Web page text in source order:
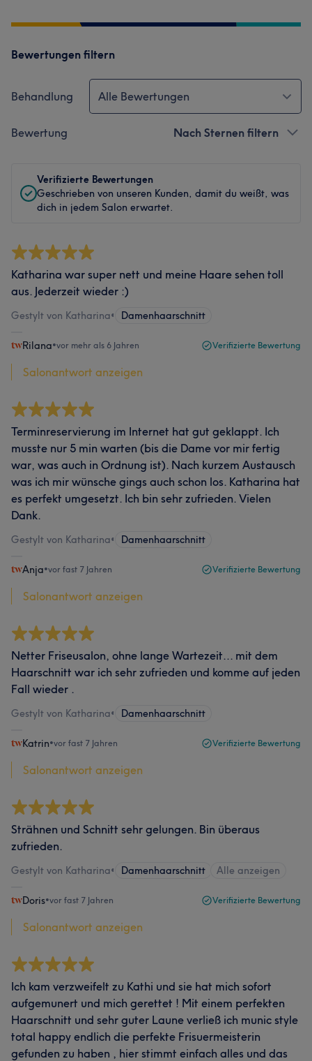
Bewertungen filtern
Behandlung Alle Bewertungen
Bewertung Nach Sternen filtern
Verifizierte Bewertungen
Geschrieben von unseren Kunden, damit du weißt, was
dich in jedem Salon erwartet.
Katharina war super nett und meine Haare sehen toll
aus. Jederzeit wieder :)
Gestylt von Katharina• Damenhaarschnitt
Rilana•vor mehr als 6 Jahren Verifizierte Bewertung
Salonantwort anzeigen
Terminreservierung im Internet hat gut geklappt. Ich
musste nur 5 min warten (bis die Dame vor mir fertig
war, was auch in Ordnung ist). Nach kurzem Austausch
was ich mir wünsche gings auch schon los. Katharina hat
es perfekt umgesetzt. Ich bin sehr zufrieden. Vielen
Dank.
Gestylt von Katharina• Damenhaarschnitt
Anja•vor fast 7 Jahren Verifizierte Bewertung
Salonantwort anzeigen
Netter Friseusalon, ohne lange Wartezeit... mit dem
Haarschnitt war ich sehr zufrieden und komme auf jeden
Fall wieder .
Gestylt von Katharina• Damenhaarschnitt
Katrin•vor fast 7 Jahren Verifizierte Bewertung
Salonantwort anzeigen
Strähnen und Schnitt sehr gelungen. Bin überaus
zufrieden.
Gestylt von Katharina• Damenhaarschnitt Alle anzeigen
Doris•vor fast 7 Jahren Verifizierte Bewertung
Salonantwort anzeigen
Ich kam verzweifelt zu Kathi und sie hat mich sofort
aufgemunert und mich gerettet ! Mit einem perfekten
Haarschnitt und sehr guter Laune verließ ich munic style
total happy endlich die perfekte Frisuermeisterin
gefunden zu haben , hier stimmt einfach alles und das